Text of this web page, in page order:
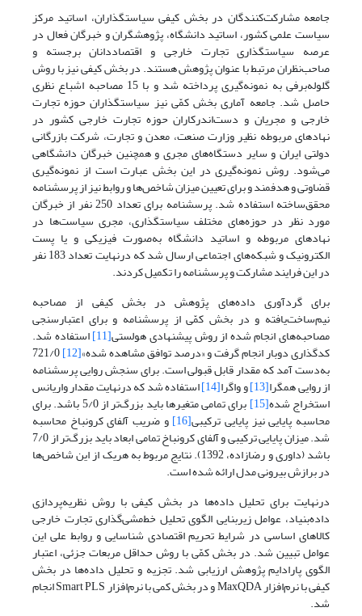
جامعه مشارکت‌کنندگان در بخش کیفی سیاستگذاران، اساتید مرکز
سیاست علمی کشور، اساتید دانشگاه، پژوهشگران و خبرگان فعال در
عرصه سیاستگذاری تجارت خارجی و اقتصاددانان برجسته و
صاحب‌نظران مرتبط با عنوان پژوهش هستند. در بخش کیفی نیز با روش
گلوله‌برفی به نمونه‌گیری پرداخته شد و با 15 مصاحبه اشباع نظری
حاصل شد. جامعه آماری بخش کمّی نیز سیاستگذاران حوزه تجارت
خارجی و مجریان و دست‌اندرکاران حوزه تجارت خارجی کشور در
نهادهای مربوطه نظیر وزارت صنعت، معدن و تجارت، شرکت بازرگانی
دولتی ایران و سایر دستگاه‌های مجری و همچنین خبرگان دانشگاهی
می‌شود. روش نمونه‌گیری در این بخش عبارت است از نمونه‌گیری
قضاوتی و هدفمند و برای تعیین میزان شاخص‌ها و روابط نیز از پرسشنامه
محقق‌ساخته استفاده شد. پرسشنامه برای تعداد 250 نفر از خبرگان
مورد نظر در حوزه‌های مختلف سیاستگذاری، مجری سیاست‌ها در
نهادهای مربوطه و اساتید دانشگاه به‌صورت فیزیکی و یا پست
الکترونیک و شبکه‌های اجتماعی ارسال شد که درنهایت تعداد 183 نفر
در این فرایند مشارکت و پرسشنامه را تکمیل کردند.
برای گردآوری داده‌های پژوهش در بخش کیفی از مصاحبه
نیم‌ساخت‌یافته و در بخش کمّی از پرسشنامه و برای اعتبارسنجی
مصاحبه‌های انجام شده از روش پیشنهادی هولستی[11] استفاده شد.
کدگذاری دوبار انجام گرفت و «درصد توافق مشاهده‌ شده»[12]
721/0
به‌دست آمد که مقدار قابل قبولی است. برای سنجش روایی پرسشنامه
از روایی همگرا[13] و واگرا[14] استفاده شد که درنهایت مقدار واریانس
استخراج شده[15] برای تمامی متغیرها باید بزرگ‌تر از 5/0 باشد. برای
محاسبه پایایی نیز پایایی ترکیبی[16] و ضریب آلفای کرونباخ محاسبه
شد. میزان پایایی ترکیبی و آلفای کرونباخ تمامی ابعاد باید بزرگ‌تر از 7/0
باشد (داوری و رضازاده، 1392). نتایج مربوط به هریک از این شاخص‌ها
در برازش بیرونی مدل ارائه شده‌ است.
درنهایت برای تحلیل داده‌ها در بخش کیفی با روش نظریه‌پردازی
داده‌بنیاد، عوامل زیربنایی الگوی تحلیل خط‌مشی‌گذاری تجارت خارجی
کالاهای اساسی در شرایط تحریم اقتصادی شناسایی و روابط علی این
عوامل تبیین شد. در بخش کمّی با روش حداقل مربعات جزئی، اعتبار
الگوی پارادایم پژوهش ارزیابی شد. تجزیه‌ و تحلیل داده‌ها در بخش
کیفی با نرم‌افزار MaxQDA و در بخش کمی با نرم‌افزار Smart PLS انجام
شد.